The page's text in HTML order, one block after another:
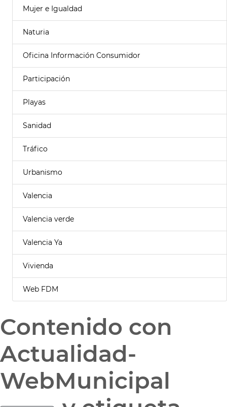
Mujer e Igualdad
Naturia
Oficina Información Consumidor
Participación
Playas
Sanidad
Tráfico
Urbanismo
Valencia
Valencia verde
Valencia Ya
Vivienda
Web FDM
Contenido con
Actualidad-
WebMunicipal